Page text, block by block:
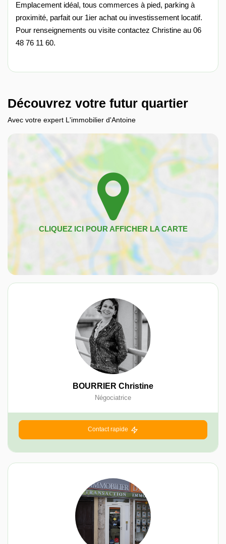
Emplacement idéal, tous commerces à pied, parking à
proximité, parfait our 1ier achat ou investissement locatif.
Pour renseignements ou visite contactez Christine au 06
48 76 11 60.
Découvrez votre futur quartier
Avec votre expert L'immobilier d'Antoine
BOURRIER Christine
Négociatrice
Contact rapide